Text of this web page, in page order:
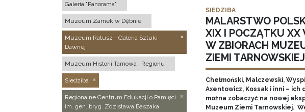
Galeria "Panorama"
Muzeum Zamek w Dębnie
Muzeum Ratusz - Galeria Sztuki
Dawnej
Muzeum Historii Tarnowa i Regionu
Siedziba
Regionalne Centrum Edukacji o Pamięci
im. gen. bryg. Zdzisława Baszaka
SIEDZIBA
MALARSTWO
XIX I POCZĄTKU XX
W ZBIORACH
ZIEMI TARNOWSKIEJ
Chełmoński, Malczewski,
Axentowicz, Kossak i inni – ich
można zobaczyć na nowej
Muzeum Ziemi Tarnowskiej.